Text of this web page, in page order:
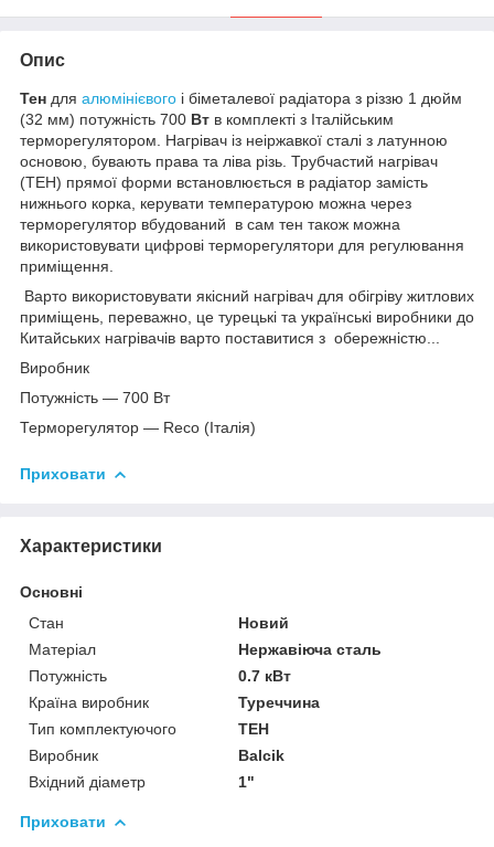
Опис
Тен для алюмінієвого і біметалевої радіатора з різзю 1 дюйм
(32 мм) потужність 700 Вт в комплекті з Італійським
терморегулятором. Нагрівач із неіржавкої сталі з латунною
основою, бувають права та ліва різь. Трубчастий нагрівач
(ТЕН) прямої форми встановлюється в радіатор замість
нижнього корка, керувати температурою можна через
терморегулятор вбудований в сам тен також можна
використовувати цифрові терморегулятори для регулювання
приміщення.
Варто використовувати якісний нагрівач для обігріву житлових
приміщень, переважно, це турецькі та українські виробники до
Китайських нагрівачів варто поставитися з обережністю...
Виробник
Потужність — 700 Вт
Терморегулятор — Reco (Італія)
Приховати
Характеристики
Основні
Стан
Новий
Матеріал
Нержавіюча сталь
Потужність
0.7 кВт
Країна виробник
Туреччина
Тип комплектуючого
ТЕН
Виробник
Balcik
Вхідний діаметр
1"
Приховати